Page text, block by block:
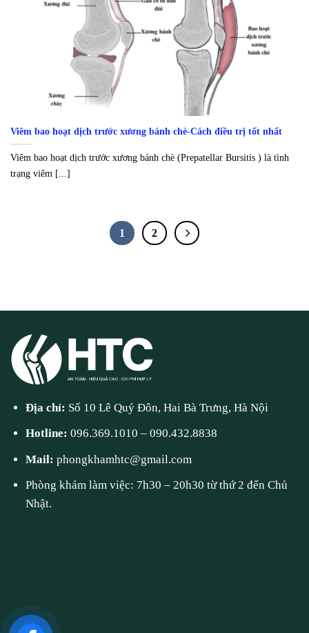
Viêm bao hoạt dịch trước xương bánh chè-Cách điều trị tốt nhất
Viêm bao hoạt dịch trước xương bánh chè (Prepatellar Bursitis ) là tình
trạng viêm [...]
1 2
Địa chỉ: Số 10 Lê Quý Đôn, Hai Bà Trưng, Hà Nội
Hotline:096.369.1010 –090.432.8838
Mail:phongkhamhtc@gmail.com
Phòng khám làm việc: 7h30 – 20h30 từ thứ 2 đến Chủ
Nhật.